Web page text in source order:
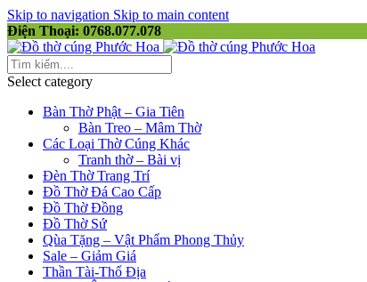
Skip to navigation Skip to main content
Điện Thoại: 0768.077.078
Select category
Bàn Thờ Phật – Gia Tiên
Bàn Treo – Mâm Thờ
Các Loại Thờ Cúng Khác
Tranh thờ – Bài vị
Đèn Thờ Trang Trí
Đồ Thờ Đá Cao Cấp
Đồ Thờ Đồng
Đồ Thờ Sứ
Qùa Tặng – Vật Phẩm Phong Thủy
Sale – Giảm Giá
Thần Tài-Thổ Địa